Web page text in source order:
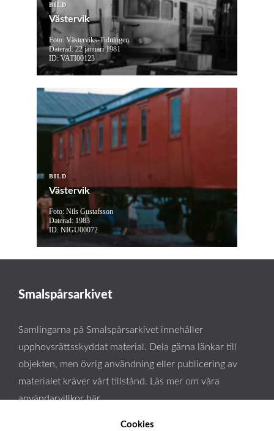
BILD
Västervik
Foto: Västerviks-Tidningen
Daterad: 22 januari 1981
ID: VATI00123
BILD
Västervik
Foto: Nils Gustafsson
Daterad: 1983
ID: NIGU00072
Smalspårsarkivet
Samlingarna på Smalspårsarkivet innehåller
upphovsrättsskyddat material. Dela gärna länkar till
objekten, men övrig användning eller publicering av
materialet kräver vårt tillstånd. Läs mer om våra
användarvillkor här.
Cookies